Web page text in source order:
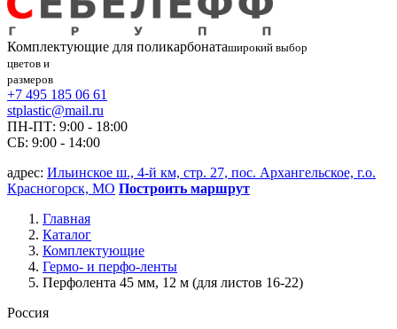
Комплектующие для поликарбонаташирокий выбор
цветов и
размеров
+7 495 185 06 61
stplastic@mail.ru
ПН-ПТ: 9:00 - 18:00
СБ: 9:00 - 14:00
адрес: Ильинское ш., 4-й км, стр. 27, пос. Архангельское, г.о.
Красногорск, МО Построить маршрут
Главная
Каталог
Комплектующие
Гермо- и перфо-ленты
Перфолента 45 мм, 12 м (для листов 16-22)
Россия